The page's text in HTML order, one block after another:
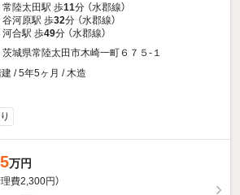
常陸太田駅 歩11分 （水郡線）
谷河原駅 歩32分 （水郡線）
河合駅 歩49分 （水郡線）
茨城県常陸太田市木崎一町６７５-１
/ 5年5ヶ月 / 木造
万円
理費2,300円）